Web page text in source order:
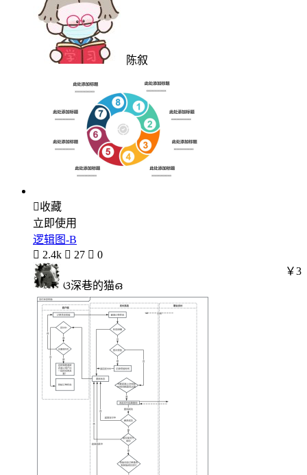
陈叙
收藏
立即使用
逻辑图-B
 2.4k  27  0
ଓ深巷的猫ഒ
￥3